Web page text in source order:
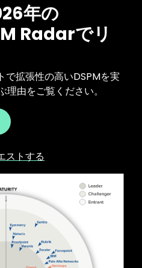
年の
Radarでリ
で拡張性の高いDSPMを実
由をご覧ください。
ストする